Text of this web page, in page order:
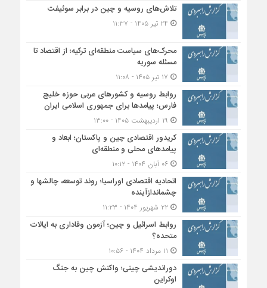
تلاش‌های روسیه و چین در برابر سوئیفت
محرک‌های سیاست منطقه‌‎ای ترکیه؛ از اقتصاد تا
مسئله سوریه
روابط روسیه و کشورهای عربی حوزه خلیج
فارس؛ پیامدها برای جمهوری اسلامی ایران
کریدور اقتصادی چین و پاکستان؛ ابعاد و
پیامدهای محلی و منطقه‌ای
۰۶ آبان ۱۴۰۴ - ۱۰:۱۲
اتحادیه اقتصادی اوراسیا؛ روند توسعه، چالشها و
چشماندازآینده
۲۲ شهریور ۱۴۰۴ - ۱۱:۲۳
روابط اسرائیل و چین؛ آزمون وفاداری به ایالات
متحده؟
دوراندیشی چینی؛ واکنش چین به جنگ
اوکراین